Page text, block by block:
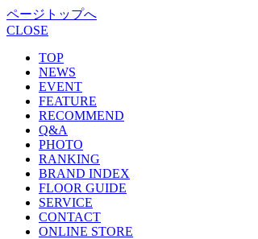
ページトップへ
CLOSE
TOP
NEWS
EVENT
FEATURE
RECOMMEND
Q&A
PHOTO
RANKING
BRAND INDEX
FLOOR GUIDE
SERVICE
CONTACT
ONLINE STORE